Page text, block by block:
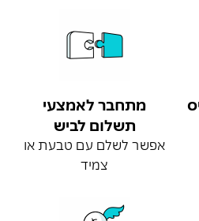
מתחבר לאמצעי
תשלום לביש
אפשר לשלם עם טבעת או
צמיד